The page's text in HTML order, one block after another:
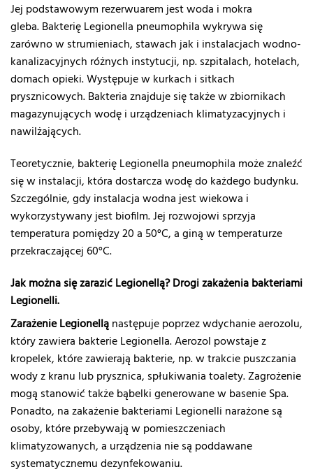
Jej podstawowym rezerwuarem jest woda i mokra
gleba. Bakterię Legionella pneumophila wykrywa się
zarówno w strumieniach, stawach jak i instalacjach wodno-
kanalizacyjnych różnych instytucji, np. szpitalach, hotelach,
domach opieki. Występuje w kurkach i sitkach
prysznicowych. Bakteria znajduje się także w zbiornikach
magazynujących wodę i urządzeniach klimatyzacyjnych i
nawilżających.
Teoretycznie, bakterię Legionella pneumophila może znaleźć
się w instalacji, która dostarcza wodę do każdego budynku.
Szczególnie, gdy instalacja wodna jest wiekowa i
wykorzystywany jest biofilm. Jej rozwojowi sprzyja
temperatura pomiędzy 20 a 50°C, a giną w temperaturze
przekraczającej 60°C.
Jak można się zarazić Legionellą? Drogi zakażenia bakteriami
Legionelli.
Zarażenie Legionelląnastępuje poprzez wdychanie aerozolu,
który zawiera bakterie Legionella. Aerozol powstaje z
kropelek, które zawierają bakterie, np. w trakcie puszczania
wody z kranu lub prysznica, spłukiwania toalety. Zagrożenie
mogą stanowić także bąbelki generowane w basenie Spa.
Ponadto, na zakażenie bakteriami Legionelli narażone są
osoby, które przebywają w pomieszczeniach
klimatyzowanych, a urządzenia nie są poddawane
systematycznemu dezynfekowaniu.